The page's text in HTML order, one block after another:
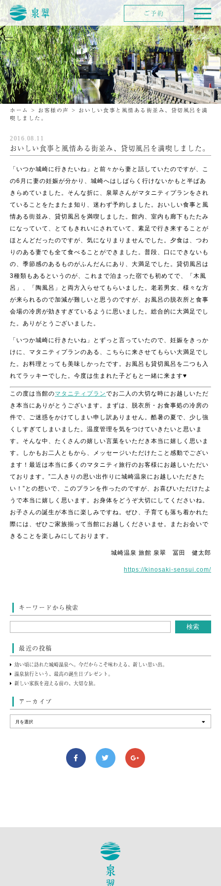
ホーム > お客様の声 > おいしい食事と風情ある街並み、貸切風呂を満
喫しました。
2016.08.11
おいしい食事と風情ある街並み、貸切風呂を満喫しました。
「いつか城崎に行きたいね」と前々から妻と話していたのですが、こ
の6月に妻の妊娠が分かり、城崎へはしばらく行けないかもと半ばあ
きらめていました。そんな折に、泉翠さんがマタニティプランをされ
ていることをたまたま知り、迷わず予約しました。おいしい食事と風
情ある街並み、貸切風呂を満喫しました。館内、室内も廊下もたたみ
になっていて、とてもきれいにされていて、素足で行き来することが
ほとんどだったのですが、気になりまりませんでした。夕食は、つわ
りのある妻でも全て食べることができました。普段、口にできないも
の、季節感のあるものがふんだんにあり、大満足でした。貸切風呂は
3種類もあるというのが、これまで泊まった宿でも初めてで、「木風
呂」、「陶風呂」と両方入らせてもらいました。老若男女、様々な方
が来られるので加減が難しいと思うのですが、お風呂の脱衣所と食事
会場の冷房が効きすぎているように思いました。総合的に大満足でし
た。ありがとうございました。
「いつか城崎に行きたいね」とずっと言っていたので、妊娠をきっか
けに、マタニティプランのある、こちらに来させてもらい大満足でし
た。お料理とっても美味しかったです。お風呂も貸切風呂を二つも入
れてラッキーでした。今度は生まれた子どもと一緒に来ます♥
この度は当館のマタニティプランでお二人の大切な時にお越しいただ
き本当にありがとうございます。まずは、脱衣所・お食事処の冷房の
件で、ご迷惑をかけてしまい申し訳ありません。酷暑の夏で、少し強
くしすぎてしまいました。温度管理を気をつけていきたいと思いま
す。そんな中、たくさんの嬉しい言葉をいただき本当に嬉しく思いま
す。しかもお二人ともから、メッセージいただけたこと感動でござい
ます！最近は本当に多くのマタニティ旅行のお客様にお越しいただい
ております。”二人きりの思い出作りに城崎温泉にお越しいただきた
い！”との想いで、このプランを作ったのですが、お喜びいただけたよ
うで本当に嬉しく思います。お身体をどうぞ大切にしてくださいね。
お子さんの誕生が本当に楽しみですね。ぜひ、子育ても落ち着かれた
際には、ぜひご家族揃って当館にお越しくださいませ。またお会いで
きることを楽しみにしております。
城崎温泉 旅館 泉翠 冨田 健太郎
https://kinosaki-sensui.com/
キーワードから検索
最近の投稿
幼い頃に訪れた城崎温泉へ。今だからこそ味わえる、新しい思い出。
温泉旅行という、最高の誕生日プレゼント。
新しい家族を迎える前の、大切な旅。
アーカイブ
ご予約